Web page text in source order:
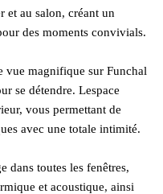
et au salon, créant un
des moments convivials.
magnifique sur Funchal
se détendre. Lespace
vous permettant de
avec une totale intimité.
dans toutes les fenêtres,
et acoustique, ainsi